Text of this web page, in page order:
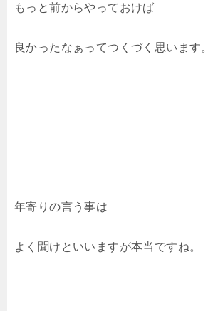
もっと前からやっておけば
良かったなぁってつくづく思います。
年寄りの言う事は
よく聞けといいますが本当ですね。